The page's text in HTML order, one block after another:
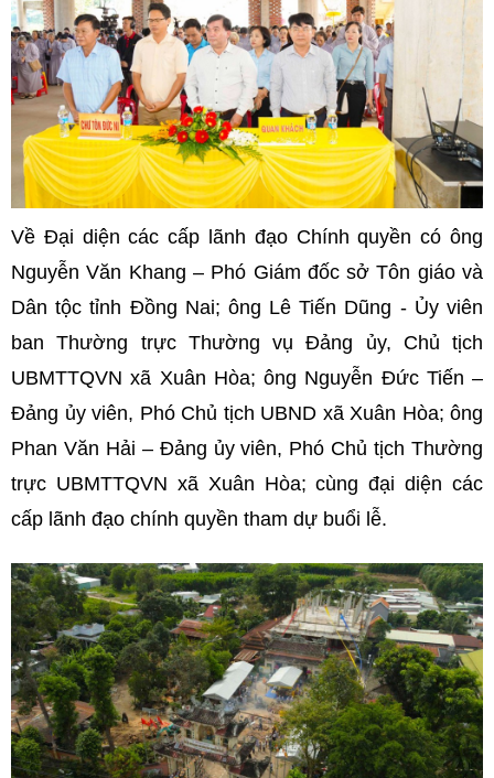
Về Đại diện các cấp lãnh đạo Chính quyền có ông
Nguyễn Văn Khang – Phó Giám đốc sở Tôn giáo và
Dân tộc tỉnh Đồng Nai; ông Lê Tiến Dũng - Ủy viên
ban Thường trực Thường vụ Đảng ủy, Chủ tịch
UBMTTQVN xã Xuân Hòa; ông Nguyễn Đức Tiến –
Đảng ủy viên, Phó Chủ tịch UBND xã Xuân Hòa; ông
Phan Văn Hải – Đảng ủy viên, Phó Chủ tịch Thường
trực UBMTTQVN xã Xuân Hòa; cùng đại diện các
cấp lãnh đạo chính quyền tham dự buổi lễ.